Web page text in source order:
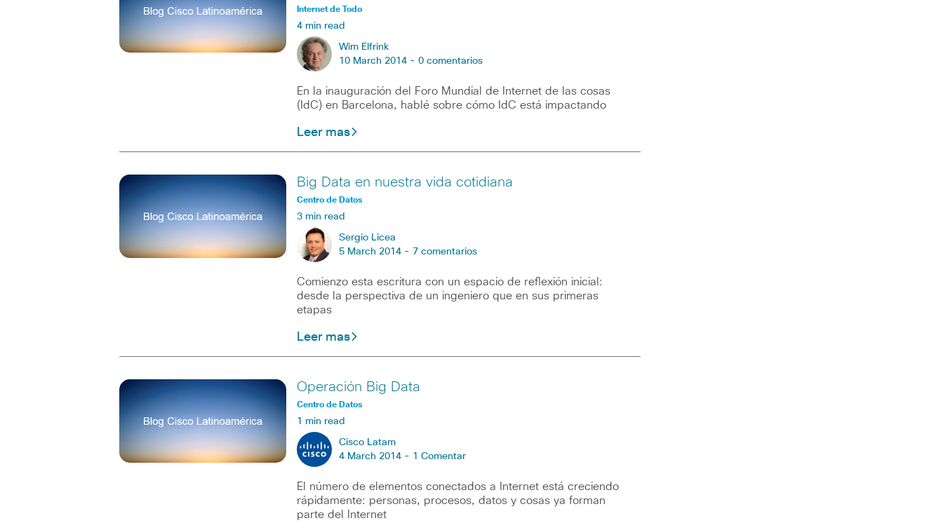
Internet de Todo
4 min read
Wim Elfrink
10 March 2014 - 0 comentarios
En la inauguración del Foro Mundial de Internet de las cosas
(IdC) en Barcelona, hablé sobre cómo IdC está impactando
Leer mas
Big Data en nuestra vida cotidiana
Centro de Datos
3 min read
Sergio Licea
5 March 2014 - 7 comentarios
Comienzo esta escritura con un espacio de reflexión inicial:
desde la perspectiva de un ingeniero que en sus primeras
etapas
Leer mas
Operación Big Data
Centro de Datos
1 min read
Cisco Latam
4 March 2014 - 1 Comentar
El número de elementos conectados a Internet está creciendo
rápidamente: personas, procesos, datos y cosas ya forman
parte del Internet